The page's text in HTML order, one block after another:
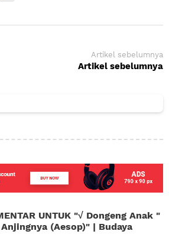
Artikel sebelumnya
Artikel sebelumnya
UNTUK "√ Dongeng Anak "
(Aesop)" | Budaya